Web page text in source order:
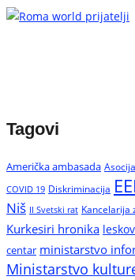
Tagovi
Američka ambasada
COVID 19 Diskriminacija
Niš II Svetski rat Kancelarija
Kurkesiri hronika
centar ministarstvo
Ministarstvo